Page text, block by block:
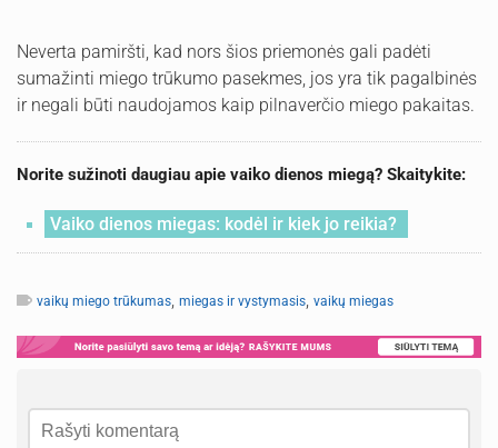
Neverta pamiršti, kad nors šios priemonės gali padėti
sumažinti miego trūkumo pasekmes, jos yra tik pagalbinės
ir negali būti naudojamos kaip pilnaverčio miego pakaitas.
Norite sužinoti daugiau apie vaiko dienos miegą? Skaitykite:
Vaiko dienos miegas: kodėl ir kiek jo reikia?
vaikų miego trūkumas miegas ir vystymasis vaikų miegas